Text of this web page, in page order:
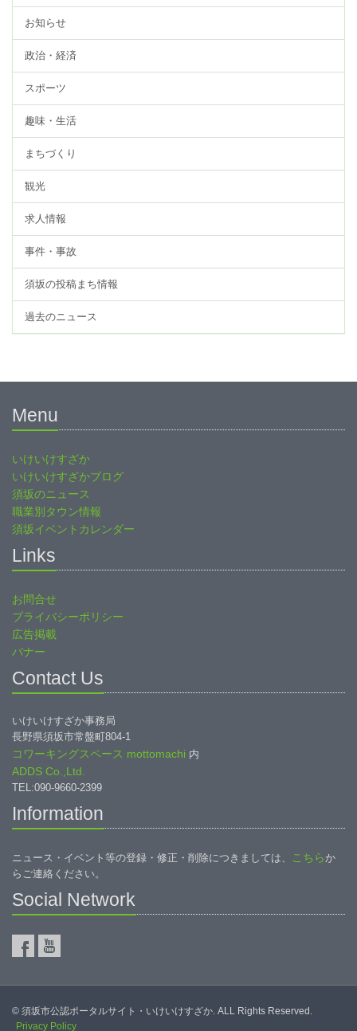
お知らせ
政治・経済
スポーツ
趣味・生活
まちづくり
観光
求人情報
事件・事故
須坂の投稿まち情報
過去のニュース
Menu
いけいけすざか
いけいけすざかブログ
須坂のニュース
職業別タウン情報
須坂イベントカレンダー
Links
お問合せ
プライバシーポリシー
広告掲載
バナー
Contact Us
いけいけすざか事務局
長野県須坂市常盤町804-1
コワーキングスペース mottomachi 内
ADDS Co.,Ltd.
TEL:090-9660-2399
Information
ニュース・イベント等の登録・修正・削除につきましては、 こちらか
らご連絡ください。
Social Network
© 須坂市公認ポータルサイト・いけいけすざか. ALL Rights Reserved.
Privacy Policy